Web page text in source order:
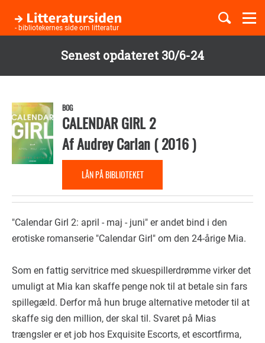
Senest opdateret 30/6-24
hovedindhold
- bibliotekernes side om litteratur
Børnebøger
Temaer
BOG
CALENDAR GIRL 2
AfAudrey Carlan(2016)
LÅN PÅ BIBLIOTEKET
"Calendar Girl 2: april - maj - juni" er andet bind i den
erotiske romanserie "Calendar Girl" om den 24-årige Mia.
Som en fattig servitrice med skuespillerdrømme virker det
umuligt at Mia kan skaffe penge nok til at betale sin fars
spillegæld. Derfor må hun bruge alternative metoder til at
skaffe sig den million, der skal til. Svaret på Mias
trængsler er et job hos Exquisite Escorts, et escortfirma,